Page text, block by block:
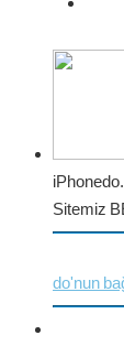
Sitemiz
do'nun